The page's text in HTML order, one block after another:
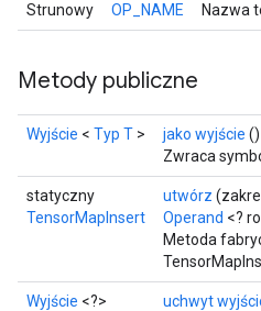
Strunowy OP_NAME Nazwa
Metody publiczne
Wyjście < Typ T > jako wyjście ()
Zwraca
statyczny
TensorMapInsert
utwórz
Operand <?
Metoda
Wyjście <?> uchwyt